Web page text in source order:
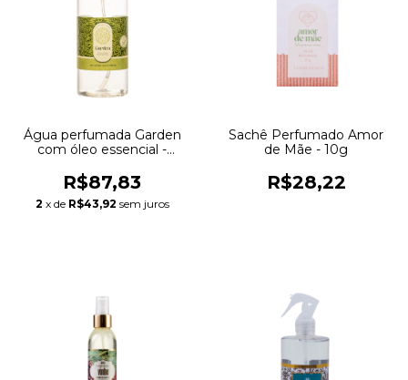
Água perfumada Garden
com óleo essencial -
R$87,83
2 x de R$43,92 sem juros
Sachê Perfumado Amor
de Mãe - 10g
R$28,22